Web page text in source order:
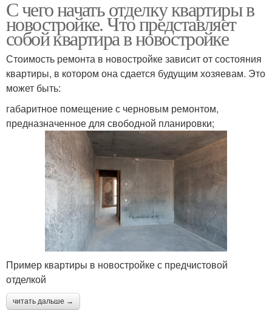
С чего начать отделку квартиры в
новостройке. Что представляет
собой квартира в новостройке
Стоимость ремонта в новостройке зависит от состояния
квартиры, в котором она сдается будущим хозяевам. Это
может быть:
габаритное помещение с черновым ремонтом,
предназначенное для свободной планировки;
Пример квартиры в новостройке с предчистовой
отделкой
читать дальше →